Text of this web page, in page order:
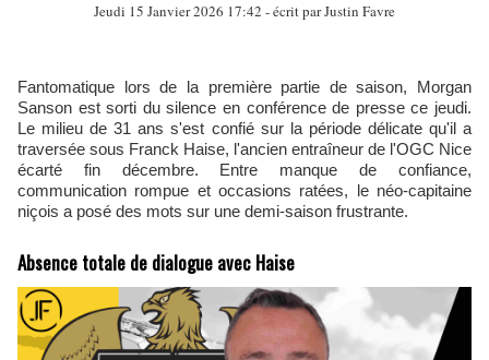
Jeudi 15 Janvier 2026 17:42 - écrit parJustin Favre
Fantomatique lors de la première partie de saison, Morgan
Sanson est sorti du silence en conférence de presse ce jeudi.
Le milieu de 31 ans s'est confié sur la période délicate qu'il a
traversée sous Franck Haise, l'ancien entraîneur de l'OGC Nice
écarté fin décembre. Entre manque de confiance,
communication rompue et occasions ratées, le néo-capitaine
niçois a posé des mots sur une demi-saison frustrante.
Absence totale de dialogue avec Haise